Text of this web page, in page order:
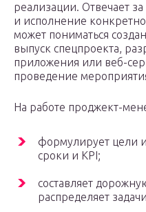
реализации. Отвечает
и исполнение
может пониматься
выпуск спецпроекта,
приложения или веб-
проведение
На работе проджект-
формулирует цели и
сроки и KPI;
составляет
распределяет